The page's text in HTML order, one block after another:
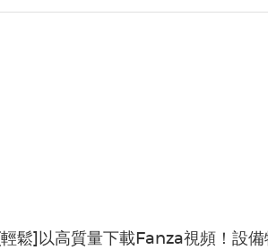
[輕鬆]以高質量下載Fanza視頻！設備